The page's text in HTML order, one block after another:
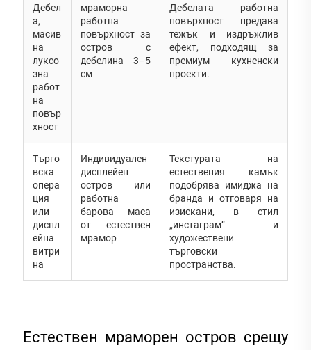
Дебел
а,
масив
на
луксо
зна
работ
на
повър
хност
мраморна
работна
повърхност за
остров с
дебелина 3–5
см
Дебелата работна
повърхност предава
тежък и издръжлив
ефект, подходящ за
премиум кухненски
проекти.
Търго
вска
опера
ция
или
диспл
ейна
витри
на
Индивидуален
дисплейен
остров или
работна
барова маса
от естествен
мрамор
Текстурата на
естествения камък
подобрява имиджа на
бранда и отговаря на
изискани, в стил
„инстаграм“ и
художествени
търговски
пространства.
Естествен мраморен остров срещу